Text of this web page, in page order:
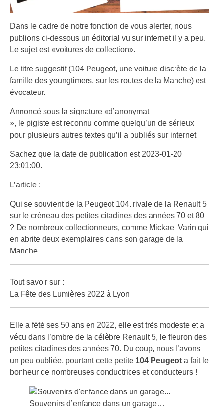
Dans le cadre de notre fonction de vous alerter, nous
publions ci-dessous un éditorial vu sur internet il y a peu.
Le sujet est «voitures de collection».
Le titre suggestif (104 Peugeot, une voiture discrète de la
famille des youngtimers, sur les routes de la Manche) est
évocateur.
Annoncé sous la signature «d’anonymat
», le pigiste est reconnu comme quelqu’un de sérieux
pour plusieurs autres textes qu’il a publiés sur internet.
Sachez que la date de publication est 2023-01-20
23:01:00.
L’article :
Qui se souvient de la Peugeot 104, rivale de la Renault 5
sur le créneau des petites citadines des années 70 et 80
? De nombreux collectionneurs, comme Mickael Varin qui
en abrite deux exemplaires dans son garage de la
Manche.
Tout savoir sur :
La Fête des Lumières 2022 à Lyon
Elle a fêté ses 50 ans en 2022, elle est très modeste et a
vécu dans l’ombre de la célèbre Renault 5, le fleuron des
petites citadines des années 70. Du coup, nous l’avons
un peu oubliée, pourtant cette petite 104 Peugeot a fait le
bonheur de nombreuses conductrices et conducteurs !
Souvenirs d’enfance dans un garage…